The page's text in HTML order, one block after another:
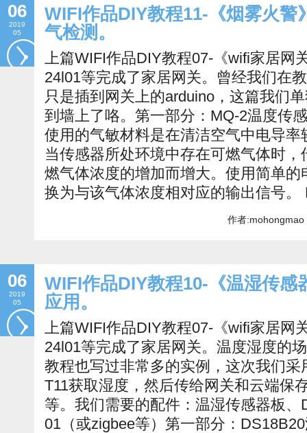
06
2019
05
WIFI作品DIY教程11-《烟雾火警
气检测。
上篇WIFI作品DIY教程07-《wifi家居网
24l01等完成了家居网关。曾经我们在
只是插到网关上的arduino，这篇我们
到墙上了咯。第一部分：MQ-2温度传
使用的气敏材料是在清洁空气中电导
当传感器所处环境中存在可燃气体时
燃气体浓度的增加而增大。使用简单
换为与该气体浓度相对应的输出信号。
作者
06
2019
05
WIFI作品DIY教程10-《温湿传感
应用。
上篇WIFI作品DIY教程07-《wifi家居网
24l01等完成了家居网关。温度湿度的
教程也写过非常多的实例，这次我们
T11获取湿度，然后传给网关和云端保
等。我们需要的配件：温湿传感器板、
01（或zigbee等）第一部分：